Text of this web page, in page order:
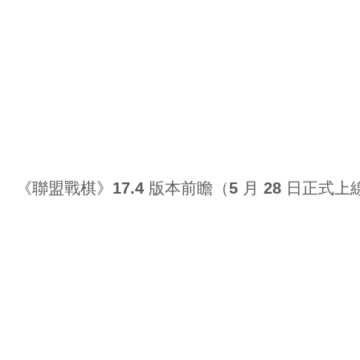
《聯盟戰棋》17.4 版本前瞻（5 月 28 日正式上